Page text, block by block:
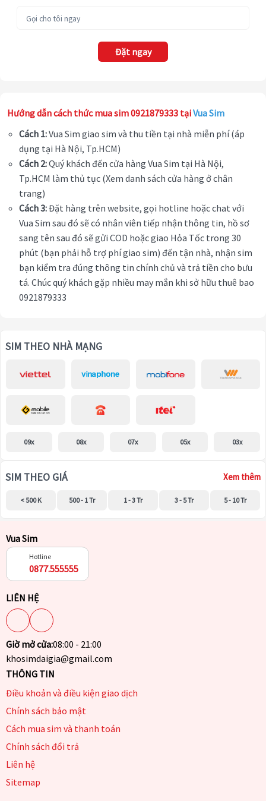
Đặt ngay
Hướng dẫn cách thức mua sim 0921879333 tạiVua Sim
Cách 1:Vua Sim giao sim và thu tiền tại nhà miễn phí (áp
dụng tại Hà Nội, Tp.HCM)
Cách 2:Quý khách đến cửa hàng Vua Sim tại Hà Nội,
Tp.HCM làm thủ tục (Xem danh sách cửa hàng ở chân
trang)
Cách 3:Đặt hàng trên website, gọi hotline hoặc chat với
Vua Sim sau đó sẽ có nhân viên tiếp nhận thông tin, hồ sơ
sang tên sau đó sẽ gửi COD hoặc giao Hỏa Tốc trong 30
phút (bạn phải hỗ trợ phí giao sim) đến tận nhà, nhận sim
bạn kiểm tra đúng thông tin chính chủ và trả tiền cho bưu
tá. Chúc quý khách gặp nhiều may mắn khi sở hữu thuê bao
0921879333
SIM THEO NHÀ MẠNG
09x 08x 07x 05x 03x
SIM THEO GIÁ Xem thêm
< 500 K 500 - 1 Tr 1 - 3 Tr 3 - 5 Tr 5 - 10 Tr
Vua Sim
Hotline
0877.555555
LIÊN HỆ
Giờ mở cửa:08:00 - 21:00
khosimdaigia@gmail.com
THÔNG TIN
Điều khoản và điều kiện giao dịch
Chính sách bảo mật
Cách mua sim và thanh toán
Chính sách đổi trả
Liên hệ
Sitemap